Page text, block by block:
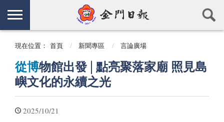
現在位置： 首頁 新聞專區 言論廣場
從博物館出發│點亮聚落家廟 照見島
嶼文化的永續之光
2025/10/21